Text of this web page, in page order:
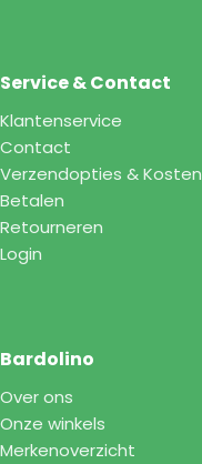
Service & Contact
Klantenservice
Contact
Verzendopties & Kosten
Betalen
Retourneren
Login
Bardolino
Over ons
Onze winkels
Merkenoverzicht